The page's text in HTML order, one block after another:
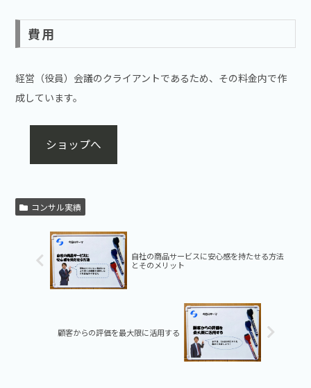
費用
経営（役員）会議のクライアントであるため、その料金内で作
成しています。
ショップへ
コンサル実績
自社の商品サービスに安心感を持たせる方法
とそのメリット
顧客からの評価を最大限に活用する